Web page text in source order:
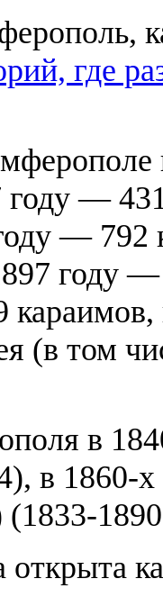
где
году —
— 792
году
(в том
в
в 1860-